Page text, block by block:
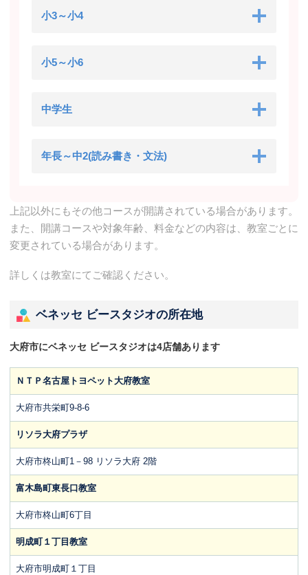
小3～小4
小5～小6
中学生
年長～中2(読み書き・文法)
上記以外にもその他コースが開講されている場合があります。
また、開講コースや対象年齢、料金などの内容は、教室ごとに
変更されている場合があります。
詳しくは教室にてご確認ください。
ベネッセ ビースタジオの所在地
大府市にベネッセ ビースタジオは4店舗あります
ＮＴＰ名古屋トヨペット大府教室
大府市共栄町9-8-6
リソラ大府プラザ
大府市柊山町1－98 リソラ大府 2階
富木島町東長口教室
大府市柊山町6丁目
明成町１丁目教室
大府市明成町１丁目